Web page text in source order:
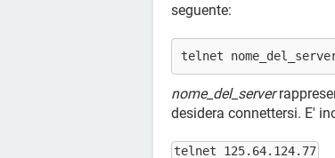
seguente:
telnet
nome_del_server
desidera connettersi. E'
telnet 125.64.124.77